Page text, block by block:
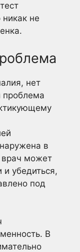
никак не
нет
проблема
в
может
убедиться,
под
В